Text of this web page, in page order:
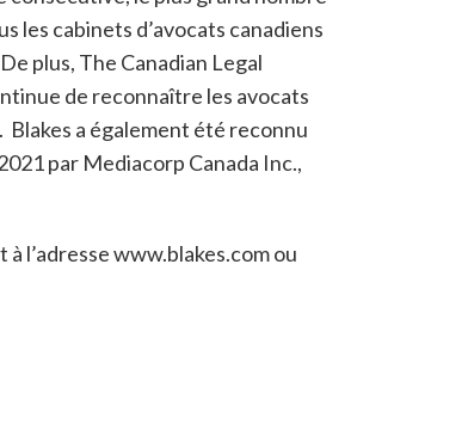
les cabinets d’avocats canadiens
plus, The Canadian Legal
de reconnaître les avocats
a également été reconnu
par Mediacorp Canada Inc.,
l’adresse www.blakes.com ou